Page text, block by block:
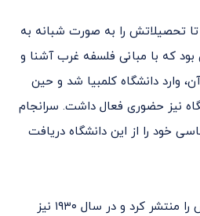
تحصیلاتش را به صورت شبانه به
بود که با مبانی فلسفه غرب آشنا و
وارد دانشگاه کلمبیا شد و حین
نیز حضوری فعال داشت. سرانجام
خود را از این دانشگاه دریافت
در سال ۱۹۲۷ نخستین کتابش را منتشر کرد و در سال ۱۹۳۰ نیز